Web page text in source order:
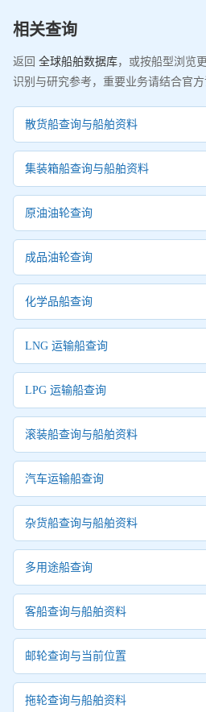
相关查询
返回 全球船舶数据库，或按船型浏览
识别与研究参考，重要业务请结合官方
散货船查询与船舶资料
集装箱船查询与船舶资料
原油油轮查询
成品油轮查询
化学品船查询
LNG 运输船查询
LPG 运输船查询
滚装船查询与船舶资料
汽车运输船查询
杂货船查询与船舶资料
多用途船查询
客船查询与船舶资料
邮轮查询与当前位置
拖轮查询与船舶资料